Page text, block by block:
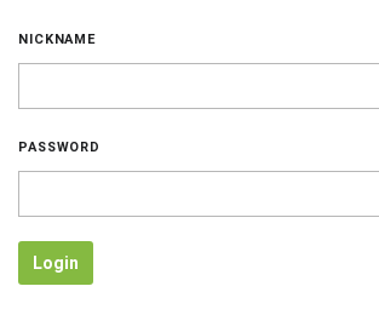
NICKNAME
PASSWORD
Login